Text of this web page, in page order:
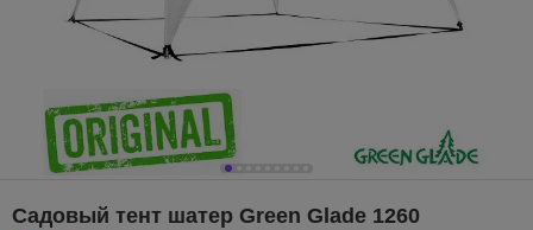
Садовый тент шатер Green Glade 1260